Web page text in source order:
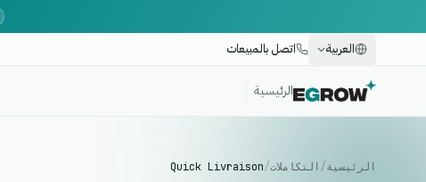
العربية
اتصل بالمبيعات
الرئيسية
الرئيسية/ التكاملات/
Quick Livraison